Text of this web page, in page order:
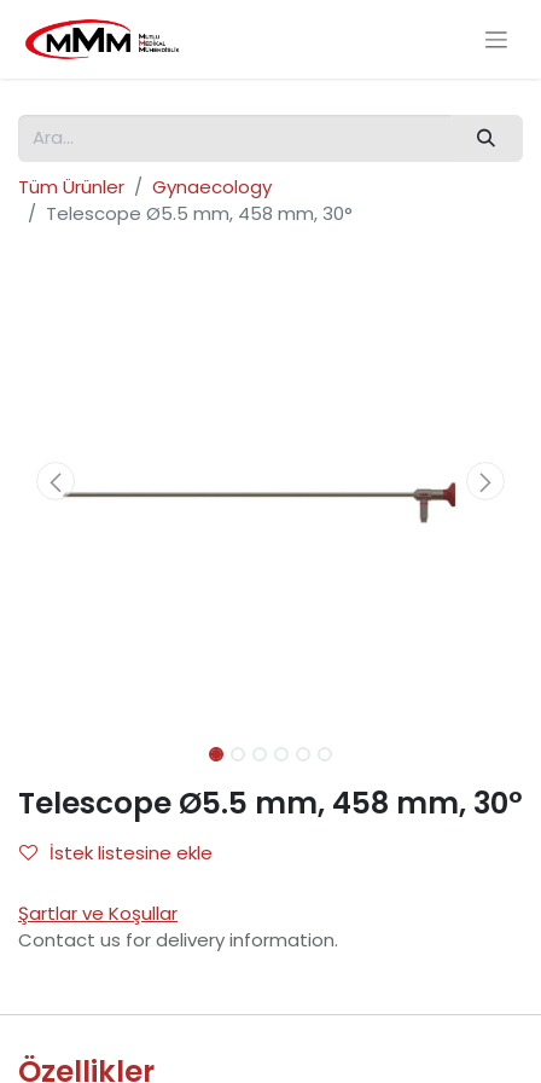
Tüm Ürünler
Gynaecology
Telescope Ø5.5 mm, 458 mm, 30°
Telescope Ø5.5 mm, 458 mm, 30°
İstek listesine ekle
Şartlar ve Koşullar
Contact us for delivery information.
Özellikler